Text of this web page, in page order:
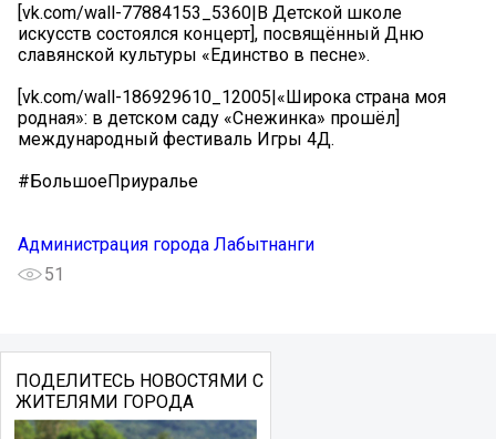
[vk.com/wall-77884153_5360|В Детской школе
искусств состоялся концерт], посвящённый Дню
славянской культуры «Единство в песне».
[vk.com/wall-186929610_12005|«Широка страна моя
родная»: в детском саду «Снежинка» прошёл]
международный фестиваль Игры 4Д.
#БольшоеПриуралье
Администрация города Лабытнанги
51
ПОДЕЛИТЕСЬ НОВОСТЯМИ С
ЖИТЕЛЯМИ ГОРОДА